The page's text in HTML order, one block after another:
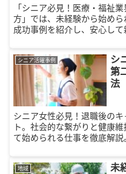
「シニア必見！医療・福祉
方」では、未経験から始め
成功事例を紹介し、安心し
説。
シニア活躍事例
シ
第
法
シニア女性必見！退職後の
ト。社会的な繋がりと健康
て始められる仕事を徹底解説。
地域
未